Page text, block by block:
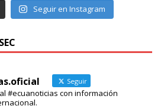
Seguir en Instagram
Seguir
#ecuanoticias con información